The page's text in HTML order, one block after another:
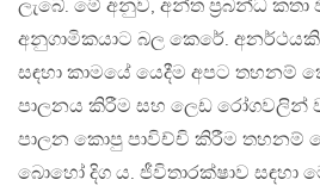
ලැබේ. මේ අනුව, අන්ත ප‍්‍රබන්ධ
අනුගාමිකයාට බල කෙරේ.
සඳහා කාමයේ යෙදීම අපට තහනම්
පාලනය කිරීම සහ ලෙඩ රෝගවලින්
පාලන කොපු පාවිච්චි කිරීම තහනම්
බොහෝ දිග ය. ජීවිතාරක්ෂාව